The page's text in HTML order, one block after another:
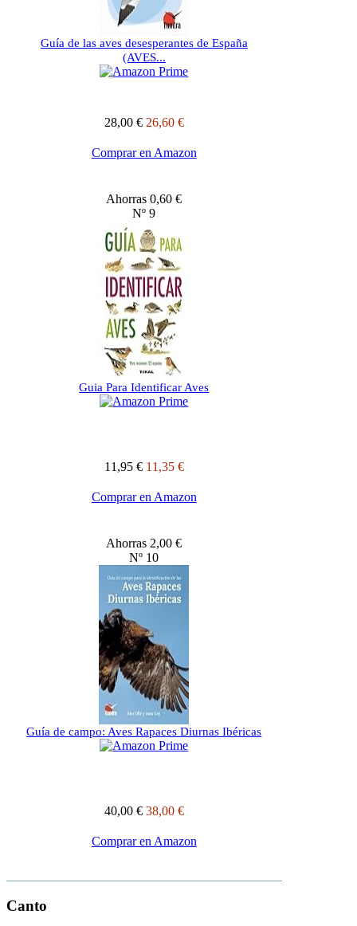
Guía de las aves desesperantes de España
(AVES...
28,00 € 26,60 €
Comprar en Amazon
Ahorras 0,60 €
Nº 9
Guia Para Identificar Aves
11,95 € 11,35 €
Comprar en Amazon
Ahorras 2,00 €
Nº 10
Guía de campo: Aves Rapaces Diurnas Ibéricas
40,00 € 38,00 €
Comprar en Amazon
Canto